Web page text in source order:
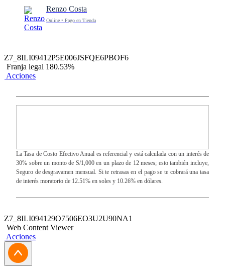
Renzo Costa
Online • Pago en Tienda
Z7_8ILI09412P5E006JSFQE6PBOF6
Franja legal 180.53%
Acciones
La Tasa de Costo Efectivo Anual es referencial y está calculada con un interés de
30% sobre un monto de S/1,000 en un plazo de 12 meses; esto también incluye,
Seguro de desgravamen mensual. Si te retrasas en el pago se te cobrará una tasa
de interés moratorio de 12.51% en soles y 10.26% en dólares.
Z7_8ILI094129O7506EO3U2U90NA1
Web Content Viewer
Acciones